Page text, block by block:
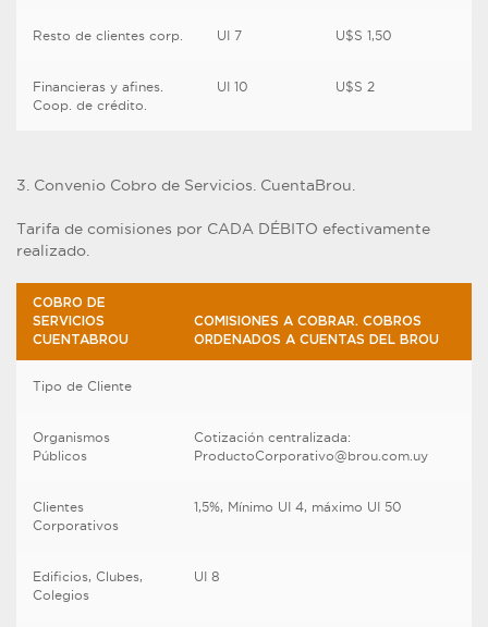
Resto de clientes corp. UI 7 U$S 1,50
Financieras y afines.
Coop. de crédito.
UI 10 U$S 2
3. Convenio Cobro de Servicios. CuentaBrou.
Tarifa de comisiones por CADA DÉBITO efectivamente
realizado.
COBRO DE
SERVICIOS
CUENTABROU
COMISIONES A COBRAR. COBROS
ORDENADOS A CUENTAS DEL BROU
Tipo de Cliente
Organismos
Públicos
Cotización centralizada:
ProductoCorporativo@brou.com.uy
Clientes
Corporativos
1,5%, Mínimo UI 4, máximo UI 50
Edificios, Clubes,
Colegios
UI 8